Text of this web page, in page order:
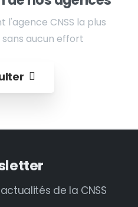
l'agence CNSS la plus
aucun effort
de la CNSS